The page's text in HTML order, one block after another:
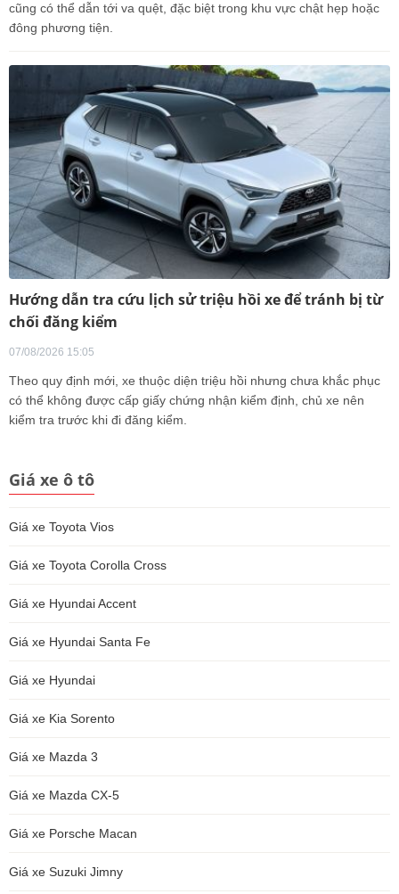
cũng có thể dẫn tới va quệt, đặc biệt trong khu vực chật hẹp hoặc
đông phương tiện.
Hướng dẫn tra cứu lịch sử triệu hồi xe để tránh bị từ
chối đăng kiểm
07/08/2026 15:05
Theo quy định mới, xe thuộc diện triệu hồi nhưng chưa khắc phục
có thể không được cấp giấy chứng nhận kiểm định, chủ xe nên
kiểm tra trước khi đi đăng kiểm.
Giá xe ô tô
Giá xe Toyota Vios
Giá xe Toyota Corolla Cross
Giá xe Hyundai Accent
Giá xe Hyundai Santa Fe
Giá xe Hyundai
Giá xe Kia Sorento
Giá xe Mazda 3
Giá xe Mazda CX-5
Giá xe Porsche Macan
Giá xe Suzuki Jimny